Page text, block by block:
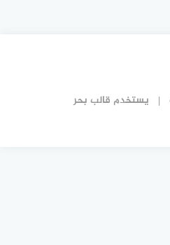
يستخدم قالب بحر